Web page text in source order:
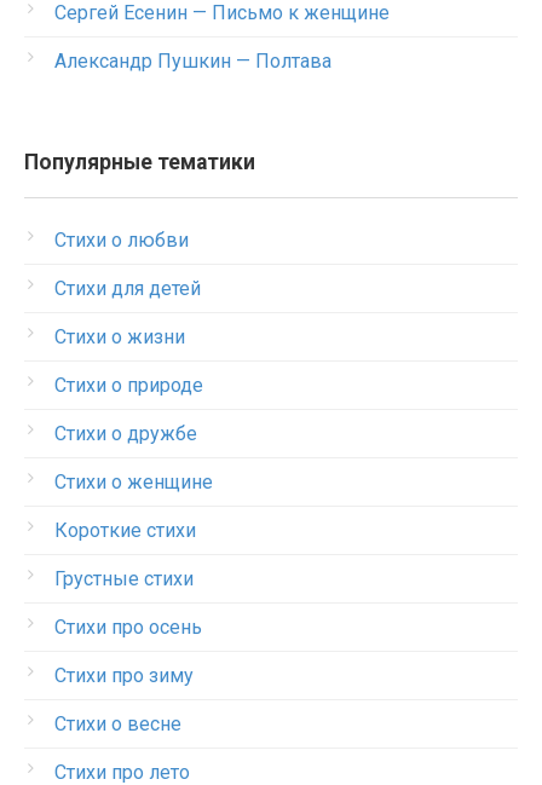
Сергей Есенин — Письмо к женщине
Александр Пушкин — Полтава
Популярные тематики
Стихи о любви
Стихи для детей
Стихи о жизни
Стихи о природе
Стихи о дружбе
Стихи о женщине
Короткие стихи
Грустные стихи
Стихи про осень
Стихи про зиму
Стихи о весне
Стихи про лето